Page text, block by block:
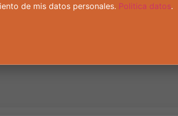
de mis datos personales. Politica datos.